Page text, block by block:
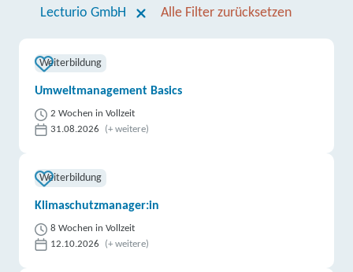
Lecturio GmbH Alle Filter zurücksetzen
Weiterbildung
Umweltmanagement Basics
2 Wochen in Vollzeit
31.08.2026
(+ weitere)
Weiterbildung
Klimaschutzmanager:in
8 Wochen in Vollzeit
12.10.2026
(+ weitere)